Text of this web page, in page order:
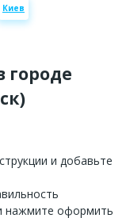
Киев
городе
и добавьте
нажмите оформить